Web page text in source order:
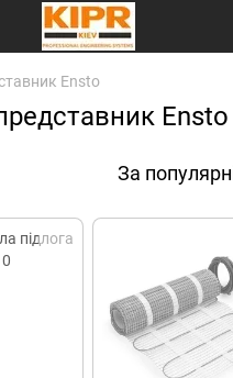
Ensto
Ensto
За